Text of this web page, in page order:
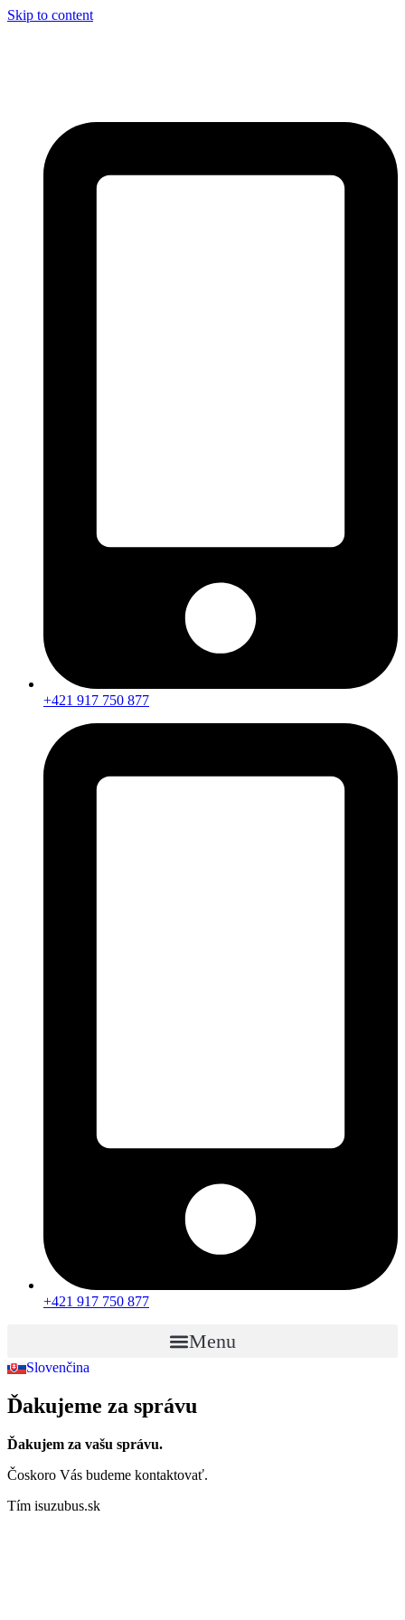
Skip to content
+421 917 750 877
+421 917 750 877
Menu
Slovenčina
English
Ďakujeme za správu
Ďakujem za vašu správu.
Čoskoro Vás budeme kontaktovať.
Tím isuzubus.sk